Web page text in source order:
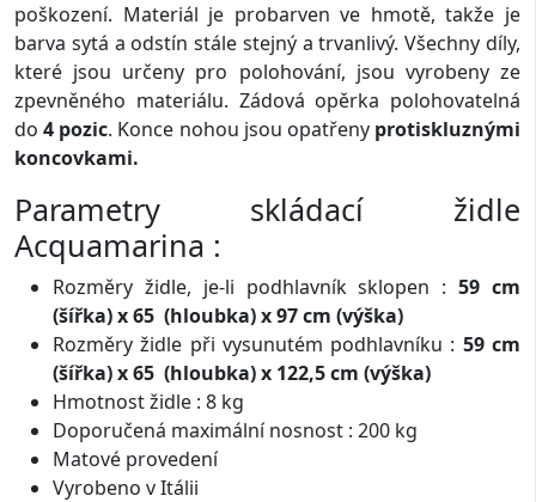
poškození. Materiál je probarven ve hmotě, takže je
barva sytá a odstín stále stejný a trvanlivý. Všechny díly,
které jsou určeny pro polohování, jsou vyrobeny ze
zpevněného materiálu. Zádová opěrka polohovatelná
do4 pozic. Konce nohou jsou opatřeny protiskluznými
koncovkami.
Parametry skládací židle
Acquamarina :
Rozměry židle, je-li podhlavník sklopen :59 cm
(šířka) x 65 (hloubka) x 97 cm (výška)
Rozměry židle při vysunutém podhlavníku : 59 cm
(šířka) x 65 (hloubka) x 122,5 cm (výška)
Hmotnost židle : 8 kg
Doporučená maximální nosnost : 200 kg
Matové provedení
Vyrobeno v Itálii